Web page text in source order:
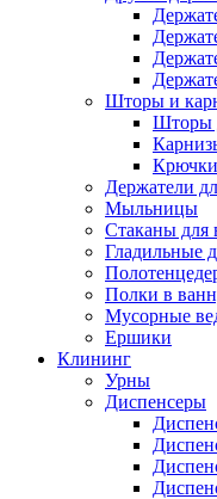
Шторы и
Шторы
Держатели
Мыльницы
Стаканы для
Гладильные
Полки в
Мусорные
Ершики
Клининг
Урны
Диспенсеры